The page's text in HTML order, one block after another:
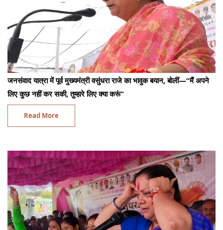
जनसंवाद यात्रा में पूर्व मुख्यमंत्री वसुंधरा राजे का भावुक बयान, बोलीं—“मैं अपने
लिए कुछ नहीं कर सकी, तुम्हारे लिए क्या करूं”
Read More